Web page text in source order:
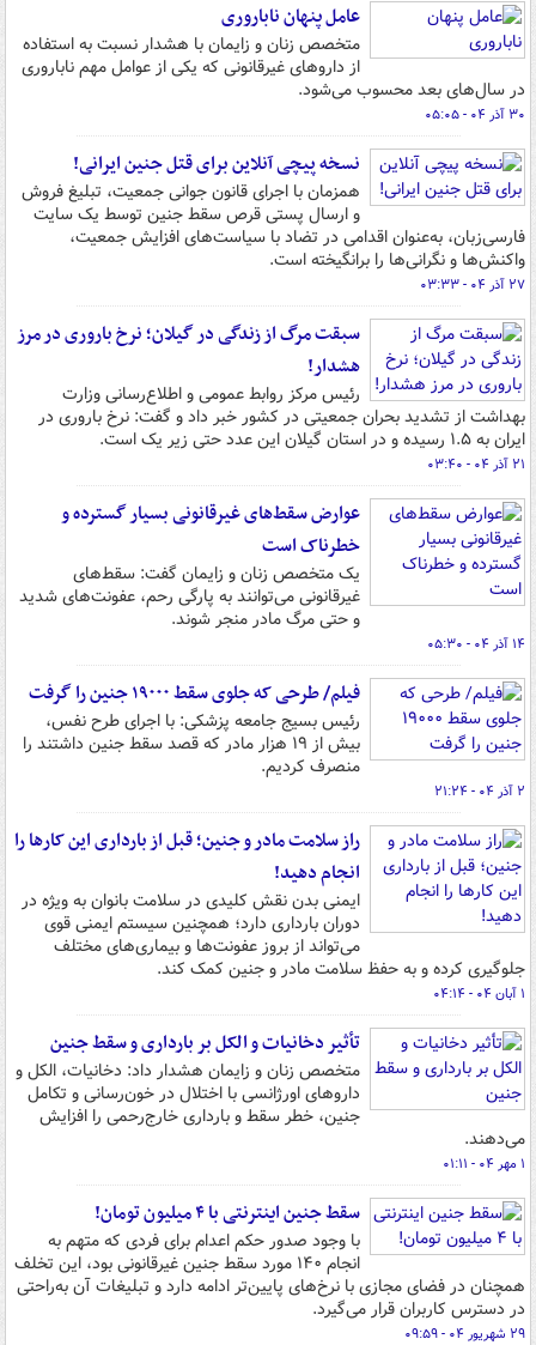
عامل پنهان ناباروری
متخصص زنان و زایمان با هشدار نسبت به استفاده
از داروهای غیرقانونی که یکی از عوامل مهم ناباروری
در سال‌های بعد محسوب می‌شود.
۳۰ آذر ۰۴ - ۰۵:۰۵
نسخه پیچی آنلاین برای قتل جنین ایرانی!
همزمان با اجرای قانون جوانی جمعیت، تبلیغ فروش
و ارسال پستی قرص سقط جنین توسط یک سایت
فارسی‌زبان، به‌عنوان اقدامی در تضاد با سیاست‌های افزایش جمعیت،
واکنش‌ها و نگرانی‌ها را برانگیخته است.
۲۷ آذر ۰۴ - ۰۳:۳۳
سبقت مرگ از زندگی در گیلان؛ نرخ باروری در مرز
هشدار!
رئیس مرکز روابط عمومی و اطلاع‌رسانی وزارت
بهداشت از تشدید بحران جمعیتی در کشور خبر داد و گفت: نرخ باروری در
ایران به ۱.۵ رسیده و در استان گیلان این عدد حتی زیر یک است.
۲۱ آذر ۰۴ - ۰۳:۴۰
عوارض سقط‌های غیرقانونی بسیار گسترده و
خطرناک است
یک متخصص زنان و زایمان گفت: سقط‌های
غیرقانونی می‌توانند به پارگی رحم، عفونت‌های شدید
و حتی مرگ مادر منجر شوند.
۱۴ آذر ۰۴ - ۰۵:۳۰
فیلم/ طرحی که جلوی سقط ۱۹۰۰۰ جنین را گرفت
رئیس بسیج جامعه پزشکی: با اجرای طرح نفس،
بیش ‌از ۱۹ هزار مادر که قصد سقط جنین داشتند را
منصرف کردیم.
۲ آذر ۰۴ - ۲۱:۲۴
راز سلامت مادر و جنین؛ قبل از بارداری این کارها را
انجام دهید!
ایمنی بدن نقش کلیدی در سلامت بانوان به ویژه در
دوران بارداری دارد؛ همچنین سیستم ایمنی قوی
می‌تواند از بروز عفونت‌ها و بیماری‌های مختلف
جلوگیری کرده و به حفظ سلامت مادر و جنین کمک کند.
۱ آبان ۰۴ - ۰۴:۱۴
تأثیر دخانیات و الکل بر بارداری و سقط جنین
متخصص زنان و زایمان هشدار داد: دخانیات، الکل و
داروهای اورژانسی با اختلال در خون‌رسانی و تکامل
جنین، خطر سقط و بارداری خارج‌رحمی را افزایش
می‌دهند.
۱ مهر ۰۴ - ۰۱:۱۱
سقط جنین اینترنتی با ۴ میلیون تومان!
با وجود صدور حکم اعدام برای فردی که متهم به
انجام ۱۴۰ مورد سقط جنین غیرقانونی بود، این تخلف
همچنان در فضای مجازی با نرخ‌های پایین‌تر ادامه دارد و تبلیغات آن به‌راحتی
در دسترس کاربران قرار می‌گیرد.
۲۹ شهریور ۰۴ - ۰۹:۵۹